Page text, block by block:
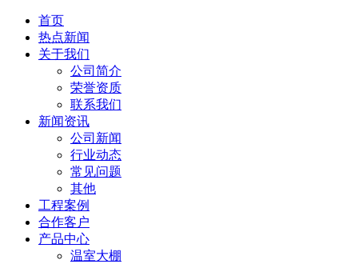
首页
热点新闻
关于我们
公司简介
荣誉资质
联系我们
新闻资讯
公司新闻
行业动态
常见问题
其他
工程案例
合作客户
产品中心
温室大棚